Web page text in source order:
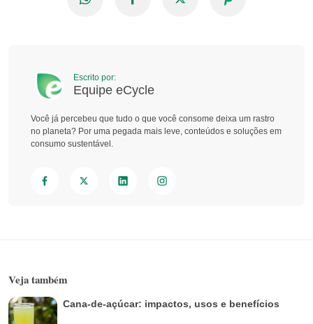
Escrito por:
Equipe eCycle
Você já percebeu que tudo o que você consome deixa um rastro
no planeta? Por uma pegada mais leve, conteúdos e soluções em
consumo sustentável.
Veja também
Cana-de-açúcar: impactos, usos e benefícios